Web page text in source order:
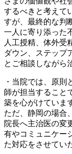
するべきと考えて
すが、最終的な判
一人に寄り添った
人工授精、体外受
ダウン、ステップ
とご相談しながら
・当院では、原
師が担当すること
築を心がけていま
ただ、静岡の場合
院長へ主治医の変
有やコミュニケー
た対応をさせてい